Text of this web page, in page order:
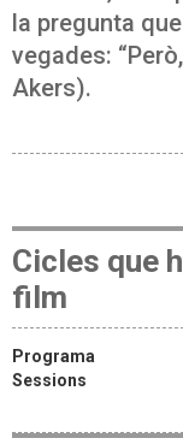
la pregunta
vegades:
Akers).
Cicles que
film
Programa
Sessions